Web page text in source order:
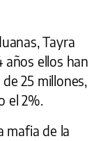
Tayra
años ellos han
25 millones,
el 2%.
mafia de la